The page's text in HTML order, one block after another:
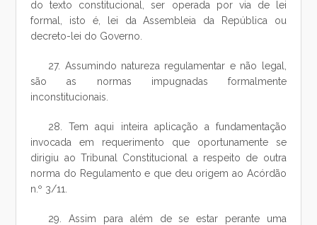
do texto constitucional, ser operada por via de lei
formal, isto é, lei da Assembleia da República ou
decreto-lei do Governo.
27. Assumindo natureza regulamentar e não legal,
são as normas impugnadas formalmente
inconstitucionais.
28. Tem aqui inteira aplicação a fundamentação
invocada em requerimento que oportunamente se
dirigiu ao Tribunal Constitucional a respeito de outra
norma do Regulamento e que deu origem ao Acórdão
n.º 3/11.
29. Assim para além de se estar perante uma